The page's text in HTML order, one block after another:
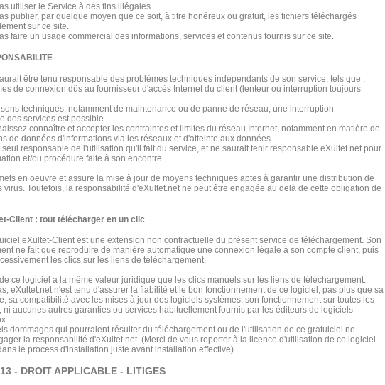
utiliser le Service à des fins illégales.
publier, par quelque moyen que ce soit, à titre honéreux ou gratuit, les fichiers téléchargés
sur ce site.
faire un usage commercial des informations, services et contenus fournis sur ce site.
être tenu responsable des problèmes techniques indépendants de son service, tels que :
de connexion dûs au fournisseur d'accès Internet du client (lenteur ou interruption toujours
techniques, notamment de maintenance ou de panne de réseau, une interruption
des services est possible.
connaître et accepter les contraintes et limites du réseau Internet, notamment en matière de
de données d'informations via les réseaux et d'atteinte aux données.
seul responsable de l'utilisation qu'il fait du service, et ne saurait tenir responsable eXultet.net pour
et/ou procédure faite à son encontre.
en oeuvre et assure la mise à jour de moyens techniques aptes à garantir une distribution de
virus. Toutefois, la responsabilité d'eXultet.net ne peut être engagée au delà de cette obligation de
Client : tout télécharger en un clic
eXultet-Client est une extension non contractuelle du présent service de téléchargement. Son
ne fait que reproduire de manière automatique une connexion légale à son compte client, puis
les clics sur les liens de téléchargement.
ce logiciel a la même valeur juridique que les clics manuels sur les liens de téléchargement.
eXultet.net n'est tenu d'assurer la fiabilité et le bon fonctionnement de ce logiciel, pas plus que sa
sa compatibilité avec les mises à jour des logiciels systèmes, son fonctionnement sur toutes les
ni aucunes autres garanties ou services habituellement fournis par les éditeurs de logiciels
dommages qui pourraient résulter du téléchargement ou de l'utilisation de ce gratuiciel ne
la responsabilité d'eXultet.net. (Merci de vous reporter à la licence d'utilisation de ce logiciel
le process d'installation juste avant installation effective).
- DROIT APPLICABLE - LITIGES